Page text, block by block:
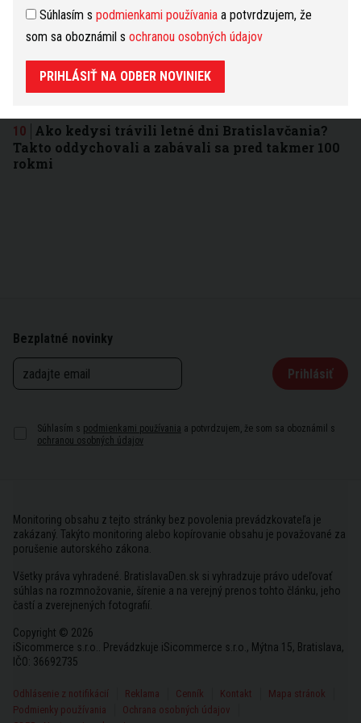
Bratislavčanov vystrašil výbuch a plamene zo
Slovnaftu. Rafinéria vysvetlila, čo sa stalo a
upokojila obyvateľov
Bratislavskú dopravnú situáciu môže odľahčiť
nový tunel za 1,7 miliardy eur. Čo sa práve deje s
Ako kedysi trávili letné dni Bratislavčania?
Takto oddychovali a zabávali sa pred takmer 100
rokmi
Bezplatné novinky
Prihlásiť
Súhlasím s podmienkami používania a potvrdzujem, že som sa oboznámil s
ochranou osobných údajov
Monitoring obsahu z tejto stránky bez povolenia prevádzkovateľa je
zakázaný. Takýto monitoring alebo kopírovanie obsahu je považované za
porušenie autorského zákona.
Všetky práva vyhradené. BratislavaDen.sk si vyhradzuje právo udeľovať
súhlas na rozmnožovanie, šírenie a na verejný prenos tohto článku, jeho
častí a zverejnených fotografií.
Copyright © 2026
iSicommerce s.r.o.. Prevádzkuje iSicommerce s.r.o., Mýtna 15, Bratislava,
IČO: 36692735
Odhlásenie z notifikácií Reklama Cenník Kontakt
Mapa stránok
Podmienky používania
Ochrana osobných údajov
Súhlasím s podmienkami používania a potvrdzujem, že
som sa oboznámil s ochranou osobných údajov
PRIHLÁSIŤ NA ODBER NOVINIEK